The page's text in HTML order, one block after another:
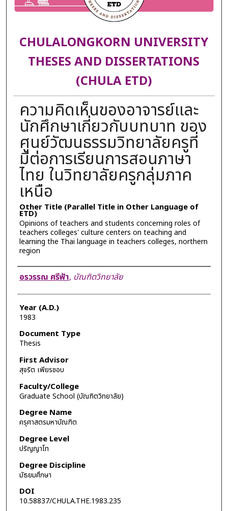
CHULALONGKORN UNIVERSITY
THESES AND DISSERTATIONS
(CHULA ETD)
ความคิดเห็นของอาจารย์และ
นักศึกษาเกี่ยวกับบทบาท ของ
ศูนย์วัฒนธรรมวิทยาลัยครูที่
มีต่อการเรียนการสอนภาษา
ไทย ในวิทยาลัยครูกลุ่มภาค
เหนือ
Other Title (Parallel Title in Other Language of
ETD)
Opinions of teachers and students concerning roles of
teachers colleges' culture centers on teaching and
learning the Thai language in teachers colleges, northern
region
Author
อรวรรณ ศรีฟ้า, บัณฑิตวิทยาลัย
Year (A.D.)
1983
Document Type
Thesis
First Advisor
สุจริต เพียรชอบ
Faculty/College
Graduate School (บัณฑิตวิทยาลัย)
Degree Name
ครุศาสตรมหาบัณฑิต
Degree Level
ปริญญาโท
Degree Discipline
มัธยมศึกษา
DOI
10.58837/CHULA.THE.1983.235